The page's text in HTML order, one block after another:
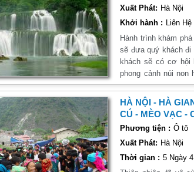
Xuất Phát: Hà Nội
Khởi hành : Liên Hệ
Hành trình khám
sẽ đưa quý khách
khách sẽ có cơ hội
phong cảnh núi
với Suối Lê Nin, núi
những nét sinh
Dao, Mông, Kinh,
Cao Bằng trở thành
hãy đồng hành cùng
HÀ NỘI - HÀ
CÚ - MÈO VẠC -
Phương tiện : Ô tô
Xuất Phát: Hà Nội
Thời gian : 5 Ngày